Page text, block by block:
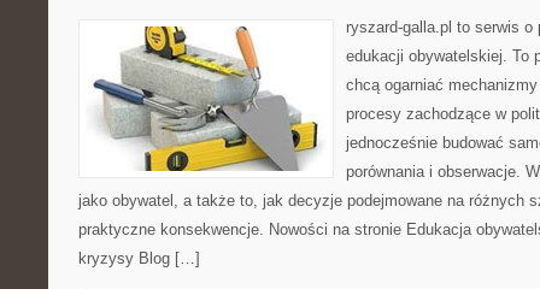
ryszard-galla.pl to serwis
edukacji obywatelskiej. To
chcą ogarniać
procesy zachodzące w
jednocześnie budować
porównania i obserwacje.
jako obywatel, a także to, jak decyzje podejmowane na różnych
praktyczne konsekwencje. Nowości na stronie Edukacja
kryzysy Blog […]